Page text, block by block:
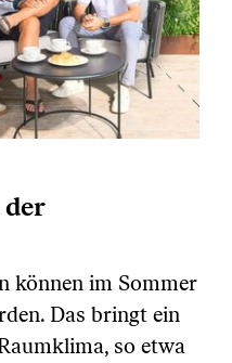
können im Sommer
Das bringt ein
so etwa